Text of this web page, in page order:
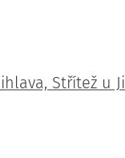
Střítež u